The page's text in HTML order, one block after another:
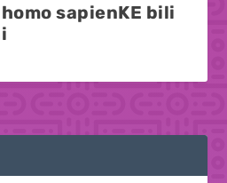
sapienKE bili